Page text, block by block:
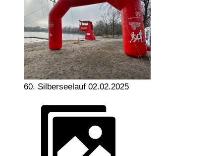
60. Silberseelauf 02.02.2025